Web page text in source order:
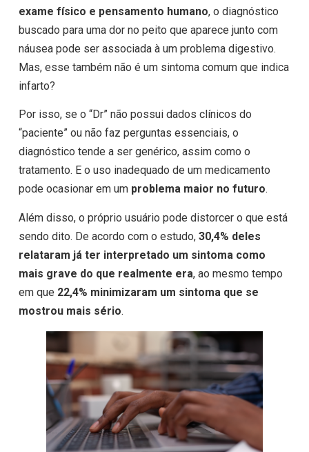
exame físico e pensamento humano, o diagnóstico
buscado para uma dor no peito que aparece junto com
náusea pode ser associada à um problema digestivo.
Mas, esse também não é um sintoma comum que indica
infarto?
Por isso, se o “Dr” não possui dados clínicos do
“paciente” ou não faz perguntas essenciais, o
diagnóstico tende a ser genérico, assim como o
tratamento. E o uso inadequado de um medicamento
pode ocasionar em um problema maior no futuro.
Além disso, o próprio usuário pode distorcer o que está
sendo dito. De acordo com o estudo, 30,4% deles
relataram já ter interpretado um sintoma como
mais grave do que realmente era, ao mesmo tempo
em que 22,4% minimizaram um sintoma que se
mostrou mais sério.